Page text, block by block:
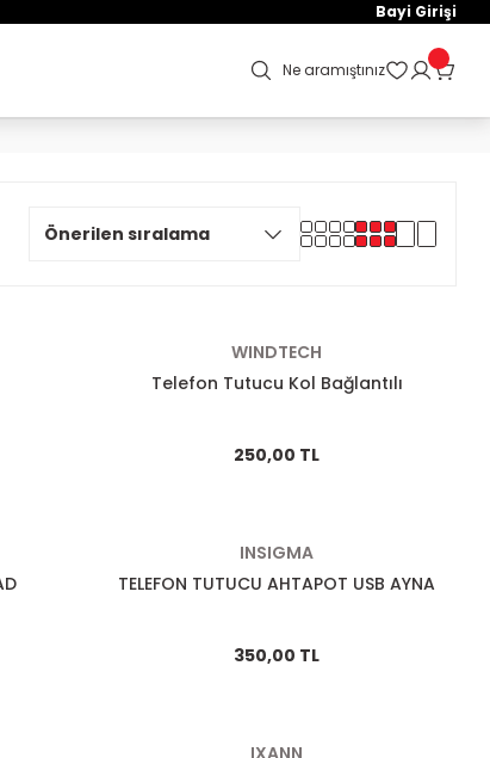
Bayi Girişi
Ne aramıştınız
WINDTECH
Telefon Tutucu Kol Bağlantılı
250,00 TL
INSIGMA
TELEFON TUTUCU AHTAPOT USB AYNA
350,00 TL
IXANN